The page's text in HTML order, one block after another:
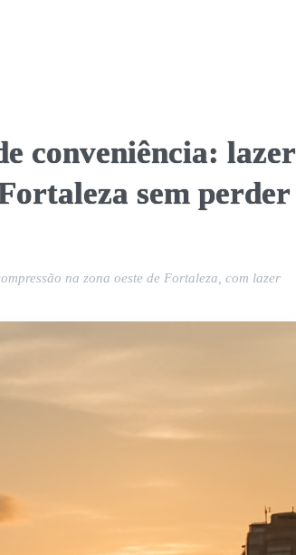
conveniência: lazer
sem perder
na zona oeste de Fortaleza, com lazer